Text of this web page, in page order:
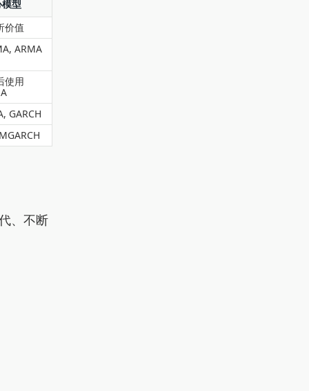
型
价值
ARMA
使用
GARCH
、不断